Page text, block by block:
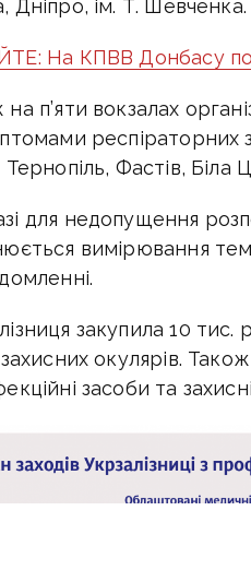
Дніпро, ім. Т. Шевченка.
На КПВВ Донбасу
п’яти вокзалах
респіраторних
Тернопіль, Фастів, Біла
для недопущення
вимірювання
закупила 10 тис.
окулярів.
засоби та